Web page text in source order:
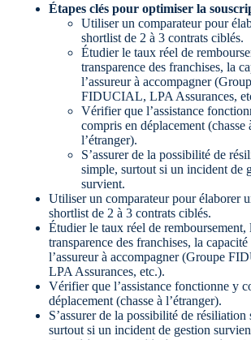
Étapes clés pour optimiser la
Utiliser un comparateur pour
shortlist de 2 à 3 contrats ciblés.
Étudier le taux réel de
transparence des franchises, la
l’assureur à accompagner
FIDUCIAL, LPA Assurances,
Vérifier que l’assistance
compris en déplacement (chasse
l’étranger).
S’assurer de la possibilité de
simple, surtout si un incident de
survient.
Utiliser un comparateur pour élaborer
shortlist de 2 à 3 contrats ciblés.
Étudier le taux réel de remboursement,
transparence des franchises, la capacité
l’assureur à accompagner (Groupe
LPA Assurances, etc.).
Vérifier que l’assistance fonctionne y
déplacement (chasse à l’étranger).
S’assurer de la possibilité de résiliation
surtout si un incident de gestion